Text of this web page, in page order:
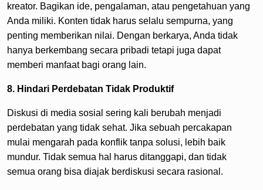
kreator. Bagikan ide, pengalaman, atau pengetahuan yang
Anda miliki. Konten tidak harus selalu sempurna, yang
penting memberikan nilai. Dengan berkarya, Anda tidak
hanya berkembang secara pribadi tetapi juga dapat
memberi manfaat bagi orang lain.
8. Hindari Perdebatan Tidak Produktif
Diskusi di media sosial sering kali berubah menjadi
perdebatan yang tidak sehat. Jika sebuah percakapan
mulai mengarah pada konflik tanpa solusi, lebih baik
mundur. Tidak semua hal harus ditanggapi, dan tidak
semua orang bisa diajak berdiskusi secara rasional.